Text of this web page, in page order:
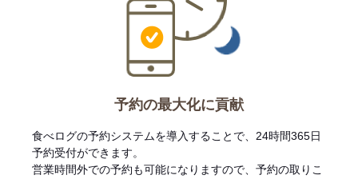
予約の最大化に貢献
食べログの予約システムを導入することで、24時間365日
予約受付ができます。
営業時間外での予約も可能になりますので、予約の取りこ